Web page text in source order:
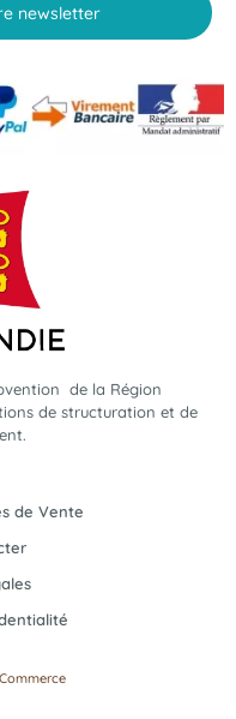
newsletter
de la Région
de structuration et de
de Vente